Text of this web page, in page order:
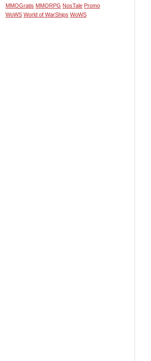
MMOGratis MMORPG NosTale Promo
WoWS World of WarShips WoWS